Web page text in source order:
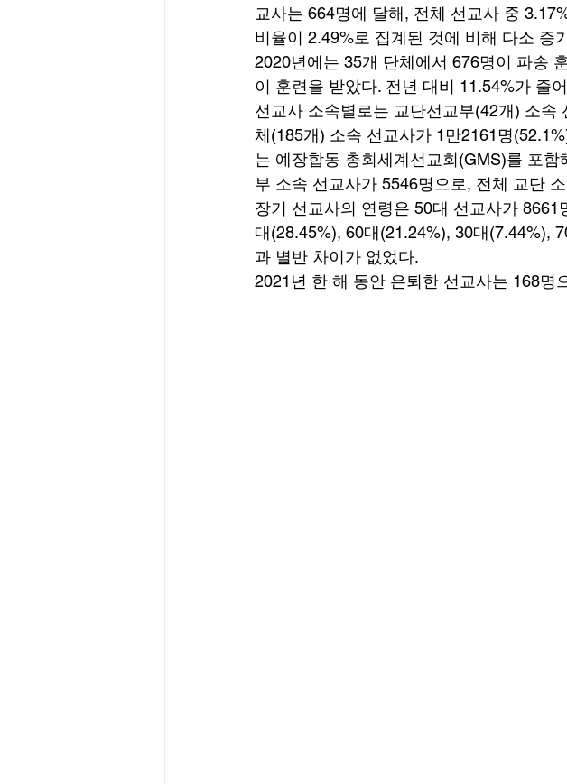
교사는 664명에 달해, 전체 선교사 중
비율이 2.49%로 집계된 것에 비해 다소 증
2020년에는 35개 단체에서 676명이 파송
이 훈련을 받았다. 전년 대비 11.54%가 줄
선교사 소속별로는 교단선교부(42개) 소
체(185개) 소속 선교사가 1만2161명
는 예장합동 총회세계선교회(GMS)를 포
부 소속 선교사가 5546명으로, 전체 교단
장기 선교사의 연령은 50대 선교사가
대(28.45%), 60대(21.24%), 30대(7.44%),
과 별반 차이가 없었다.
2021년 한 해 동안 은퇴한 선교사는 168명